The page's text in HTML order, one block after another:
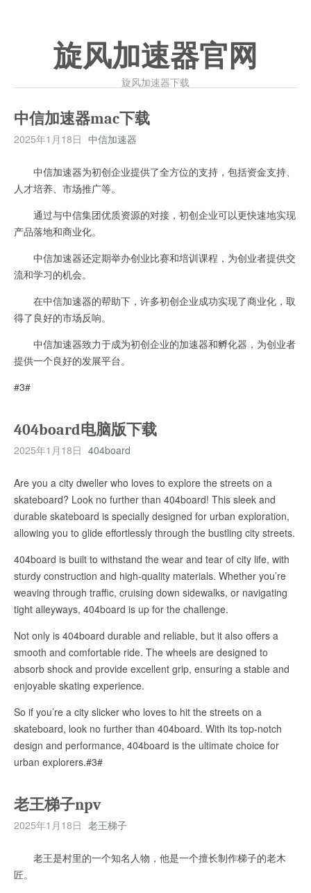
旋风加速器官网
旋风加速器下载
中信加速器mac下载
2025年1月18日 中信加速器
中信加速器为初创企业提供了全方位的支持，包括资金支持、
人才培养、市场推广等。
通过与中信集团优质资源的对接，初创企业可以更快速地实现
产品落地和商业化。
中信加速器还定期举办创业比赛和培训课程，为创业者提供交
流和学习的机会。
在中信加速器的帮助下，许多初创企业成功实现了商业化，取
得了良好的市场反响。
中信加速器致力于成为初创企业的加速器和孵化器，为创业者
提供一个良好的发展平台。
#3#
404board电脑版下载
2025年1月18日 404board
Are you a city dweller who loves to explore the streets on a
skateboard? Look no further than 404board! This sleek and
durable skateboard is specially designed for urban exploration,
allowing you to glide effortlessly through the bustling city streets.
404board is built to withstand the wear and tear of city life, with
sturdy construction and high-quality materials. Whether you’re
weaving through traffic, cruising down sidewalks, or navigating
tight alleyways, 404board is up for the challenge.
Not only is 404board durable and reliable, but it also offers a
smooth and comfortable ride. The wheels are designed to
absorb shock and provide excellent grip, ensuring a stable and
enjoyable skating experience.
So if you’re a city slicker who loves to hit the streets on a
skateboard, look no further than 404board. With its top-notch
design and performance, 404board is the ultimate choice for
urban explorers.#3#
老王梯子npv
2025年1月18日 老王梯子
老王是村里的一个知名人物，他是一个擅长制作梯子的老木
匠。